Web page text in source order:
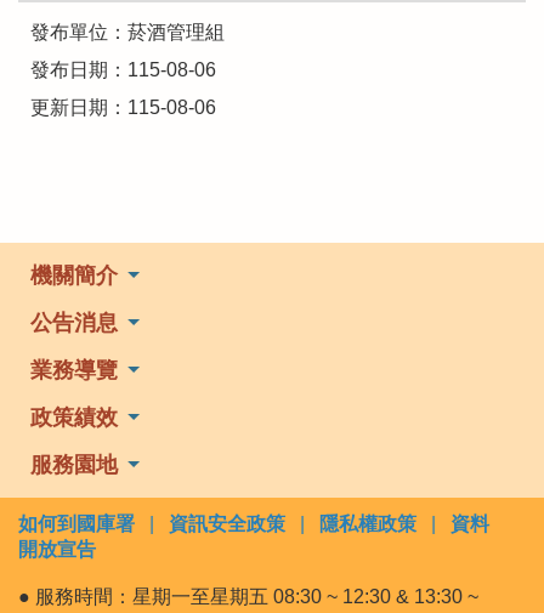
發布單位：菸酒管理組
發布日期：115-08-06
更新日期：115-08-06
機關簡介
公告消息
業務導覽
政策績效
服務園地
如何到國庫署 資訊安全政策 隱私權政策
資料
開放宣告
● 服務時間：星期一至星期五 08:30 ~ 12:30 & 13:30 ~